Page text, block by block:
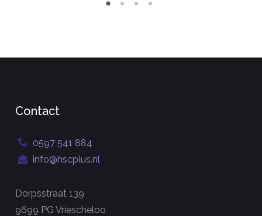
Contact
0597 541 884
info@hscplus.nl
Dorpsstraat 139
9699 PG Vriescheloo